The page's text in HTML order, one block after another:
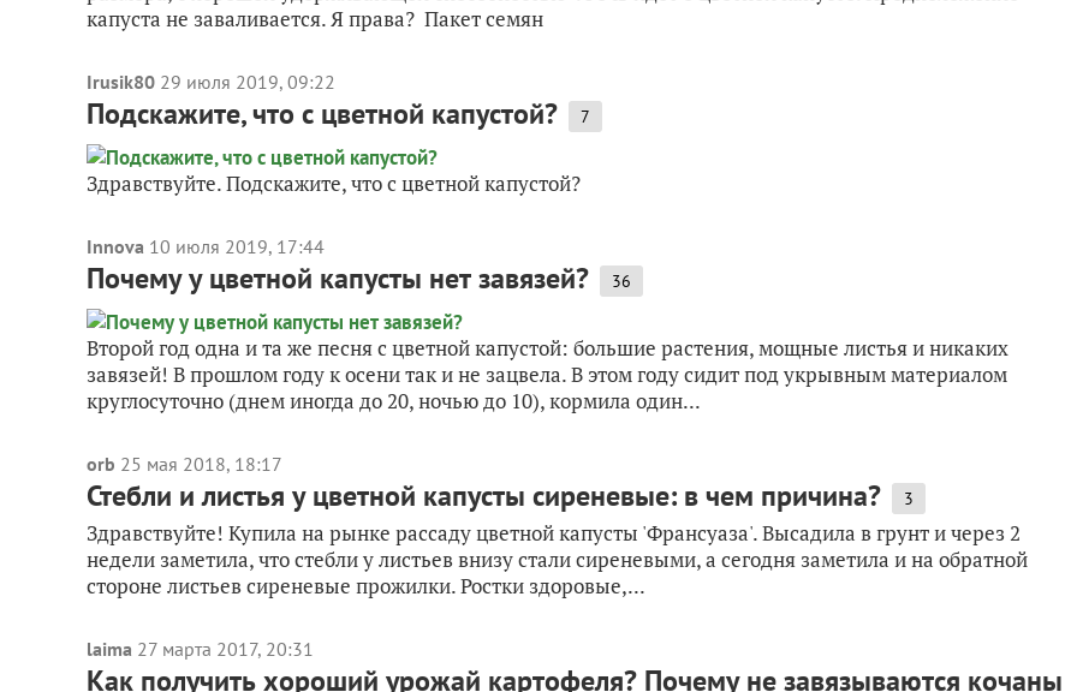
капуста не заваливается. Я права? Пакет семян
Irusik80 29 июля 2019, 09:22
Подскажите, что с цветной капустой? 7
Здравствуйте. Подскажите, что с цветной капустой?
Innova 10 июля 2019, 17:44
Почему у цветной капусты нет завязей? 36
Второй год одна и та же песня с цветной капустой: большие растения, мощные листья и никаких
завязей! В прошлом году к осени так и не зацвела. В этом году сидит под укрывным материалом
круглосуточно (днем иногда до 20, ночью до 10), кормила один...
orb 25 мая 2018, 18:17
Стебли и листья у цветной капусты сиреневые: в чем причина? 3
Здравствуйте! Купила на рынке рассаду цветной капусты 'Франсуаза'. Высадила в грунт и через 2
недели заметила, что стебли у листьев внизу стали сиреневыми, а сегодня заметила и на обратной
стороне листьев сиреневые прожилки. Ростки здоровые,...
laima 27 марта 2017, 20:31
Как получить хороший урожай картофеля? Почему не завязываются кочаны